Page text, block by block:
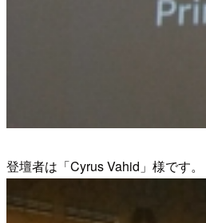
登壇者は「Cyrus Vahid」様です。